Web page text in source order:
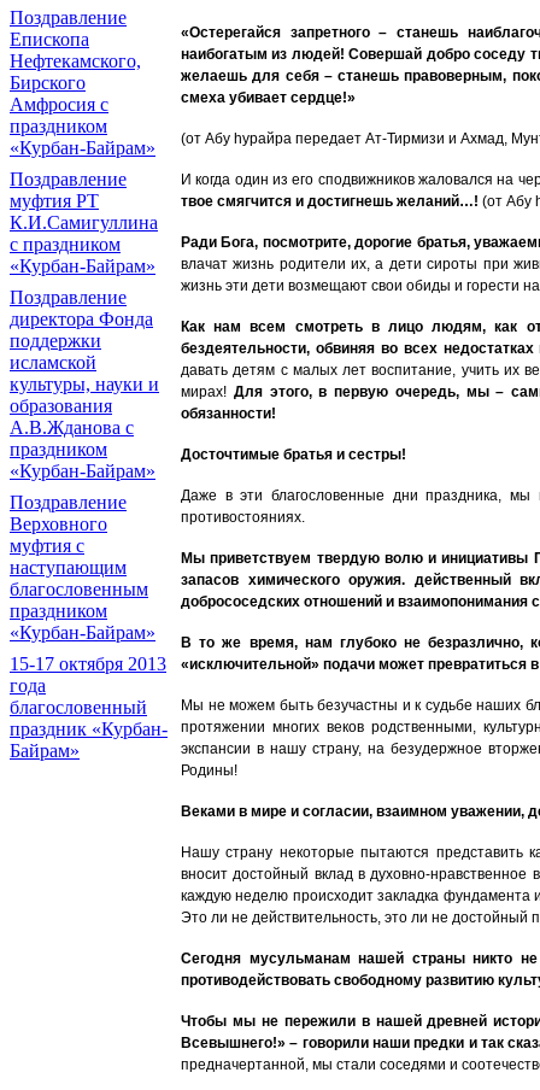
Поздравление
Епископа
Нефтекамского,
Бирского
Амфросия с
праздником
«Курбан-Байрам»
Поздравление
муфтия РТ
К.И.Самигуллина
с праздником
«Курбан-Байрам»
Поздравление
директора Фонда
поддержки
исламской
культуры, науки и
образования
А.В.Жданова с
праздником
«Курбан-Байрам»
Поздравление
Верховного
муфтия с
наступающим
благословенным
праздником
«Курбан-Байрам»
15-17 октября 2013
года
благословенный
праздник «Курбан-
Байрам»
«Остерегайся запретного – станешь
наибогатым из людей! Совершай добро соседу
желаешь для себя – станешь правоверным,
смеха убивает сердце!»
(от Абу hурайра передает Ат-Тирмизи и Ахмад,
И когда один из его сподвижников жаловался на
твое смягчится и достигнешь желаний…! (от Абу
Ради Бога, посмотрите, дорогие братья,
влачат жизнь родители их, а дети сироты при
жизнь эти дети возмещают свои обиды и горести
Как нам всем смотреть в лицо людям, как
бездеятельности, обвиняя во всех
давать детям с малых лет воспитание, учить их
мирах! Для этого, в первую очередь, мы –
обязанности!
Досточтимые братья и сестры!
Даже в эти благословенные дни праздника,
противостояниях.
Мы приветствуем твердую волю и инициативы
запасов химического оружия. действенный
добрососедских отношений и взаимопонимания
В то же время, нам глубоко не безразлично,
«исключительной» подачи может превратиться
Мы не можем быть безучастны и к судьбе наших
протяжении многих веков родственными,
экспансии в нашу страну, на безудержное
Родины!
Веками в мире и согласии, взаимном уважении,
Нашу страну некоторые пытаются представить
вносит достойный вклад в духовно-
каждую неделю происходит закладка фундамента
Это ли не действительность, это ли не достойный
Сегодня мусульманам нашей страны никто
противодействовать свободному развитию
Чтобы мы не пережили в нашей древней
Всевышнего!» – говорили наши предки и так
предначертанной, мы стали соседями и